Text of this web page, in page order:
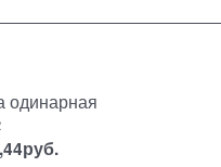
одинарная
руб.